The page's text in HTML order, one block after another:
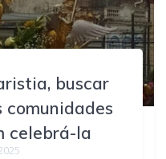
buscar
comunidades
celebrá-la